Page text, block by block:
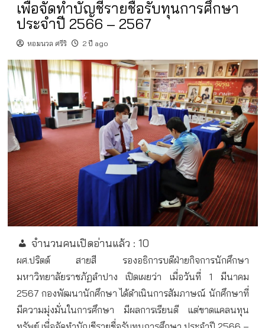
เพื่อจัดทำบัญชีรายชื่อรับทุนการศึกษา
ประจำปี 2566 – 2567
หอมนวล ศรีริ 2 ปี ago
จำนวนคนเปิดอ่านแล้ว : 10
ผศ.ปริตต์ สายสี รองอธิการบดีฝ่ายกิจการนักศึกษา
มหาวิทยาลัยราชภัฏลำปาง เปิดเผยว่า เมื่อวันที่ 1 มีนาคม
2567 กองพัฒนานักศึกษา ได้ดำเนินการสัมภาษณ์ นักศึกษาที่
มีความมุ่งมั่นในการศึกษา มีผลการเรียนดี แต่ขาดแคลนทุน